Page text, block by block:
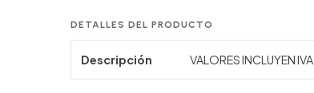
DETALLES DEL PRODUCTO
Descripción VALORES INCLUYEN IVA